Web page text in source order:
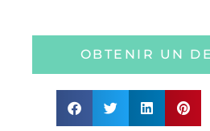
OBTENIR UN